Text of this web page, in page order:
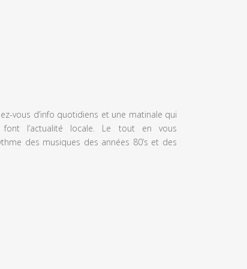
vous d’info quotidiens et une matinale qui
l’actualité locale. Le tout en vous
des musiques des années 80’s et des